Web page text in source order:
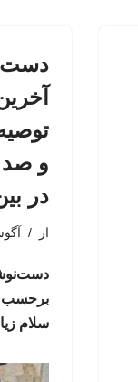
و صد
در
از آگوست
برحسب
سلام